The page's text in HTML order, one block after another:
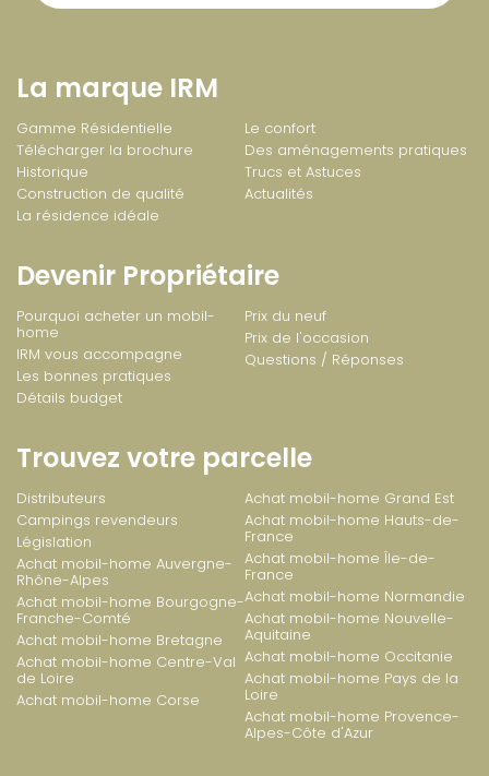
La marque IRM
Gamme Résidentielle
Télécharger la brochure
Historique
Construction de qualité
La résidence idéale
Le confort
Des aménagements pratiques
Trucs et Astuces
Actualités
Devenir Propriétaire
Pourquoi acheter un mobil-
home
IRM vous accompagne
Les bonnes pratiques
Détails budget
Prix du neuf
Prix de l'occasion
Questions / Réponses
Trouvez votre parcelle
Distributeurs
Campings revendeurs
Législation
Achat mobil-home Auvergne-
Rhône-Alpes
Achat mobil-home Bourgogne-
Franche-Comté
Achat mobil-home Bretagne
Achat mobil-home Centre-Val
de Loire
Achat mobil-home Corse
Achat mobil-home Grand Est
Achat mobil-home Hauts-de-
France
Achat mobil-home Île-de-
France
Achat mobil-home Normandie
Achat mobil-home Nouvelle-
Aquitaine
Achat mobil-home Occitanie
Achat mobil-home Pays de la
Loire
Achat mobil-home Provence-
Alpes-Côte d'Azur